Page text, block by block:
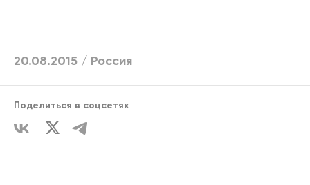
20.08.2015 / Россия
Поделиться в соцсетях